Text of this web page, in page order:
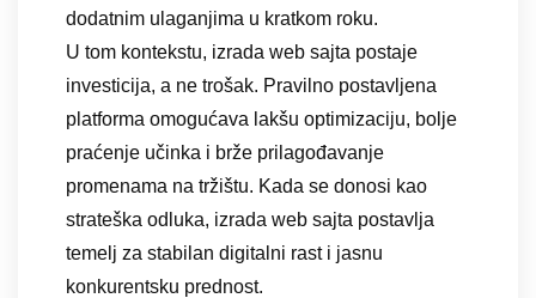
dodatnim ulaganjima u kratkom roku.
U tom kontekstu, izrada web sajta postaje
investicija, a ne trošak. Pravilno postavljena
platforma omogućava lakšu optimizaciju, bolje
praćenje učinka i brže prilagođavanje
promenama na tržištu. Kada se donosi kao
strateška odluka, izrada web sajta postavlja
temelj za stabilan digitalni rast i jasnu
konkurentsku prednost.